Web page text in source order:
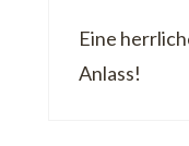
Eine
Anlass!